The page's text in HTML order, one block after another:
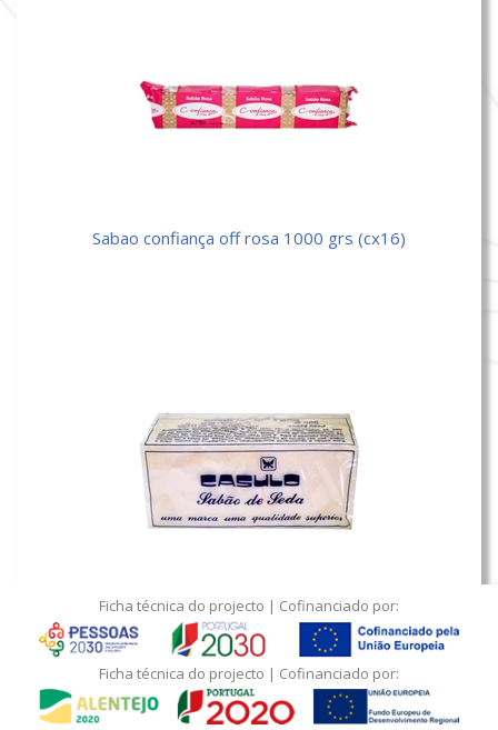
sabao confiança off rosa 1000 grs (cx16)
sabao sedas casulo grande
Ficha técnica do projecto | Cofinanciado por:
Ficha técnica do projecto | Cofinanciado por: